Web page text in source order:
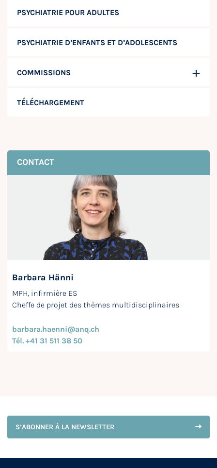
PSYCHIATRIE POUR ADULTES
PSYCHIATRIE D’ENFANTS ET D’ADOLESCENTS
COMMISSIONS
TÉLÉCHARGEMENT
CONTACT
Barbara Hänni
MPH, infirmière ES
Cheffe de projet des thèmes multidisciplinaires
barbara.haenni@anq.ch
Tél. +41 31 511 38 50
S’ABONNER À LA NEWSLETTER